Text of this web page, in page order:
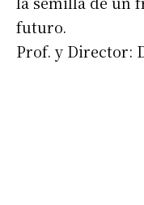
futuro.
Prof. y Director: